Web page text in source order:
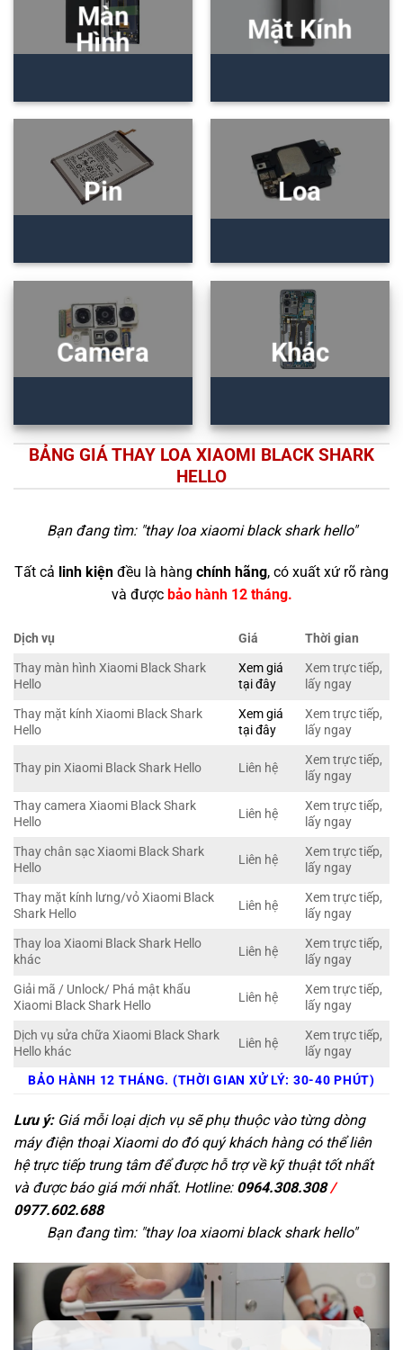
Màn
Hình
Mặt Kính
Pin Loa
Camera Khác
BẢNG GIÁ THAY LOA XIAOMI BLACK SHARK
HELLO
Bạn đang tìm: "thay loa xiaomi black shark hello"
Tất cả linh kiện đều là hàng chính hãng, có xuất xứ rõ ràng
và được bảo hành 12 tháng.
Dịch vụ Giá
Thời gian
Thay màn hình Xiaomi Black Shark
Hello
Xem giá
tại đây
Xem trực tiếp,
lấy ngay
Thay mặt kính Xiaomi Black Shark
Hello
Xem giá
tại đây
Xem trực tiếp,
lấy ngay
Thay pin Xiaomi Black Shark Hello Liên hệ
Xem trực tiếp,
lấy ngay
Thay camera Xiaomi Black Shark
Hello
Liên hệ
Xem trực tiếp,
lấy ngay
Thay chân sạc Xiaomi Black Shark
Hello
Liên hệ
Xem trực tiếp,
lấy ngay
Thay mặt kính lưng/vỏ Xiaomi Black
Shark Hello
Liên hệ
Xem trực tiếp,
lấy ngay
Thay loa Xiaomi Black Shark Hello
khác
Liên hệ
Xem trực tiếp,
lấy ngay
Giải mã / Unlock/ Phá mật khẩu
Xiaomi Black Shark Hello
Liên hệ
Xem trực tiếp,
lấy ngay
Dịch vụ sửa chữa Xiaomi Black Shark
Hello khác
Liên hệ
Xem trực tiếp,
lấy ngay
BẢO HÀNH 12 THÁNG. (THỜI GIAN XỬ LÝ: 30-40 PHÚT)
Lưu ý:Giá mỗi loại dịch vụ sẽ phụ thuộc vào từng dòng
máy điện thoại Xiaomi do đó quý khách hàng có thể liên
hệ trực tiếp trung tâm để được hỗ trợ về kỹ thuật tốt nhất
và được báo giá mới nhất. Hotline: 0964.308.308/
0977.602.688
Bạn đang tìm: "thay loa xiaomi black shark hello"